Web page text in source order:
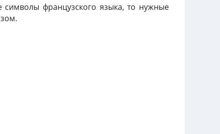
французского языка, то нужные